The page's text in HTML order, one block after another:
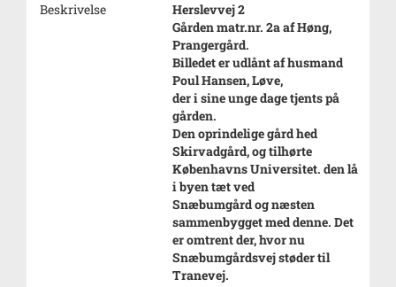
Beskrivelse
Herslevvej 2
Gården matr.nr. 2a af Høng,
Prangergård.
Billedet er udlånt af husmand
Poul Hansen, Løve,
der i sine unge dage tjents på
gården.
Den oprindelige gård hed
Skirvadgård, og tilhørte
Københavns Universitet. den lå
i byen tæt ved
Snæbumgård og næsten
sammenbygget med denne. Det
er omtrent der, hvor nu
Snæbumgårdsvej støder til
Tranevej.